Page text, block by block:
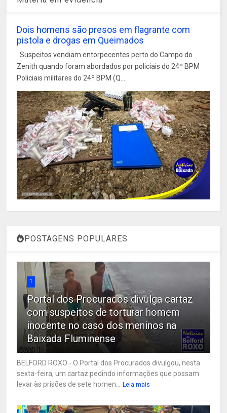
Dois homens são presos em flagrante com
pistola e drogas em Queimados
Suspeitos vendiam entorpecentes perto do Campo do
Zenith quando foram abordados por policiais do 24º BPM
Policiais militares do 24º BPM (Q...
POSTAGENS POPULARES
1
Portal dos Procurados divulga cartaz
com suspeitos de torturar homem
inocente no caso dos meninos na
Baixada Fluminense
BELFORD ROXO - O Portal dos Procurados divulgou, nesta
sexta-feira, um cartaz pedindo informações que possam
levar às prisões de sete homen... Leia mais